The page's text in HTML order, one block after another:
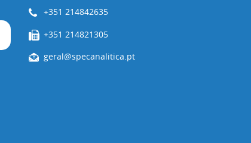
+351 214842635
+351 214821305
geral@specanalitica.pt